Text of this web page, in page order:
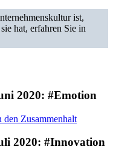
ist,
hat, erfahren Sie in
2020: #Emotion
Zusammenhalt
2020: #Innovation